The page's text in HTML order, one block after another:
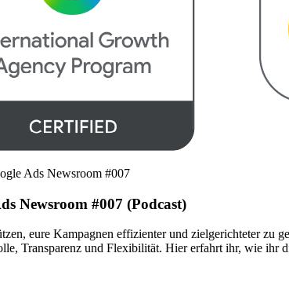
Ads Newsroom #007
Newsroom #007 (Podcast)
eure Kampagnen effizienter und zielgerichteter zu
Transparenz und Flexibilität. Hier erfahrt ihr, wie ihr